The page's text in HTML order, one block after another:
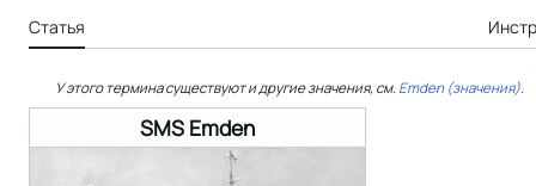
Статья
У этого термина существуют и другие значения, см. Emden (значения).
SMS Emden